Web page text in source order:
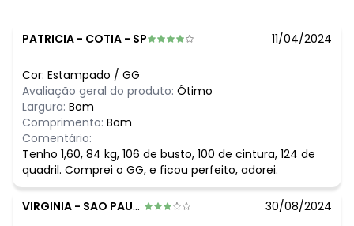
maio/2026 N/D*
março/2026
fevereiro/2026
PATRICIA - COTIA - SP 11/04/2024
Cor: Estampado / GG
Avaliação geral do produto: Ótimo
Largura: Bom
Comprimento: Bom
Comentário:
Tenho 1,60, 84 kg, 106 de busto, 100 de cintura, 124 de
quadril. Comprei o GG, e ficou perfeito, adorei.
VIRGINIA - SAO PAULO - SP 30/08/2024